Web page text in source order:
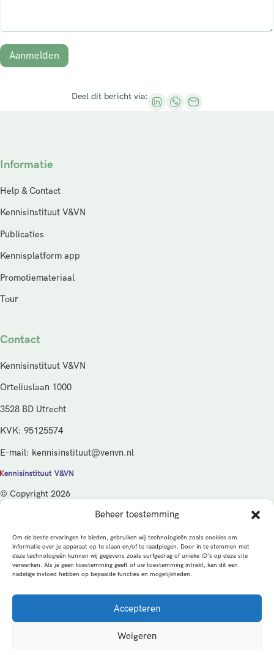
Beheer toestemming
Om de beste ervaringen te bieden, gebruiken wij technologieën zoals cookies om
informatie over je apparaat op te slaan en/of te raadplegen. Door in te stemmen met
deze technologieën kunnen wij gegevens zoals surfgedrag of unieke ID's op deze site
verwerken. Als je geen toestemming geeft of uw toestemming intrekt, kan dit een
nadelige invloed hebben op bepaalde functies en mogelijkheden.
Accepteren
Weigeren
Aanmelden
Deel dit bericht via:
Informatie
Help & Contact
Kennisinstituut V&VN
Publicaties
Kennisplatform app
Promotiemateriaal
Tour
Contact
Kennisinstituut V&VN
Orteliuslaan 1000
3528 BD Utrecht
KVK: 95125574
E-mail: kennisinstituut@venvn.nl
© Copyright 2026
De activiteiten van het Kennisinstituut V&VN worden gefinancierd
vanuit de kwaliteitsgelden van het ministerie van Volksgezondheid,
Welzijn en Sport (VWS), beheerd door ZonMw.
PrivacybeleidCookiesAlgemene voorwaarden